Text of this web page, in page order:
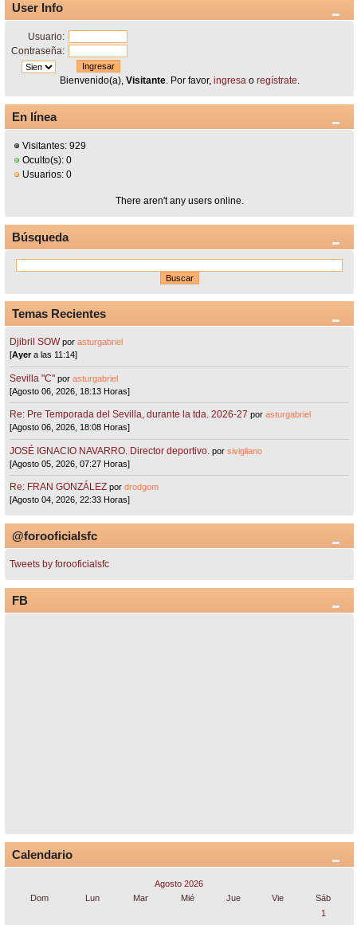
User Info
Usuario:
Contraseña:
Bienvenido(a), Visitante. Por favor, ingresao regístrate.
En línea
Visitantes: 929
Oculto(s): 0
Usuarios: 0
There aren't any users online.
Búsqueda
Temas Recientes
Djibril SOW porasturgabriel
[Ayera las 11:14]
Sevilla "C"porasturgabriel
[Agosto 06, 2026, 18:13 Horas]
Re: Pre Temporada del Sevilla, durante la tda. 2026-27 porasturgabriel
[Agosto 06, 2026, 18:08 Horas]
JOSÉ IGNACIO NAVARRO. Director deportivo. porsivigliano
[Agosto 05, 2026, 07:27 Horas]
Re: FRAN GONZÁLEZ pordrodgom
[Agosto 04, 2026, 22:33 Horas]
@forooficialsfc
Tweets by forooficialsfc
FB
Calendario
Agosto 2026
Dom
Lun Mar Mié Jue Vie
Sáb
1